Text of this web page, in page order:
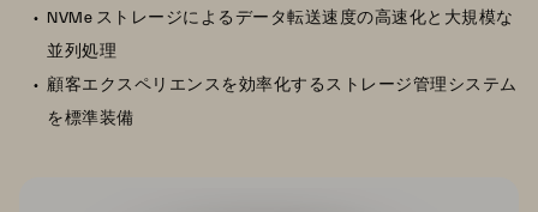
NVMe ストレージによるデータ転送速度の高速化と大規模な
並列処理
顧客エクスペリエンスを効率化するストレージ管理システム
を標準装備